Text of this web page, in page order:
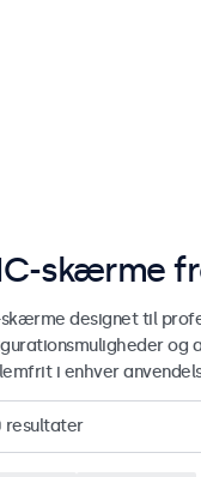
skærme
skærme designet til
og
i enhver
resultater